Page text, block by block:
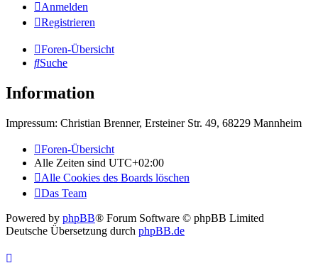
Anmelden
Registrieren
Foren-Übersicht
Suche
Information
Impressum: Christian Brenner, Ersteiner Str. 49, 68229 Mannheim
Foren-Übersicht
Alle Zeiten sind UTC+02:00
Alle Cookies des Boards löschen
Das Team
Powered by phpBB® Forum Software © phpBB Limited
Deutsche Übersetzung durch phpBB.de